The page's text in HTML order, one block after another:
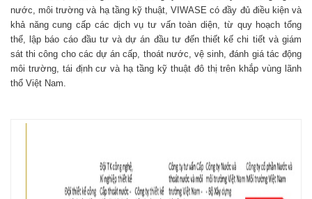
nước, môi trường và hạ tầng kỹ thuật, VIWASE có đầy đủ điều kiện và
khả năng cung cấp các dịch vụ tư vấn toàn diện, từ quy hoạch tổng
thể, lập báo cáo đầu tư và dự án đầu tư đến thiết kế chi tiết và giám
sát thi công cho các dự án cấp, thoát nước, vệ sinh, đánh giá tác động
môi trường, tái định cư và hạ tầng kỹ thuật đô thị trên khắp vùng lãnh
thổ Việt Nam.